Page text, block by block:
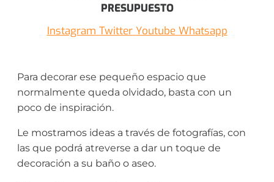
PRESUPUESTO
Instagram Twitter Youtube Whatsapp
Para decorar ese pequeño espacio que
normalmente queda olvidado, basta con un
poco de inspiración.
Le mostramos ideas a través de fotografías, con
las que podrá atreverse a dar un toque de
decoración a su baño o aseo.